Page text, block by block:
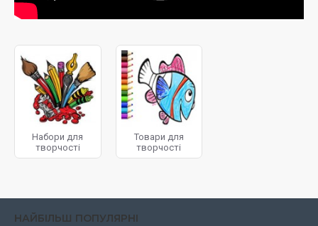
Набори для
творчості
Товари для
творчості
НАЙБІЛЬШ ПОПУЛЯРНІ